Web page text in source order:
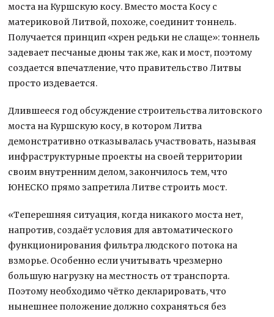
моста на Куршскую косу. Вместо моста Косу с
материковой Литвой, похоже, соединит тоннель.
Получается принцип «хрен редьки не слаще»: тоннель
задевает песчаные дюны так же, как имост, поэтому
создается впечатление, что правительство Литвы
просто издевается.
Длившееся год обсуждение строительства литовского
моста на Куршскую косу, в котором Литва
демонстративно отказывалась участвовать, называя
инфраструктурные проекты на своей территории
своим внутренним делом, закончилось тем, что
ЮНЕСКО прямо запретила Литве строить мост.
«Теперешняя ситуация, когда никакого моста нет,
напротив, создаёт условия для автоматического
функционирования фильтра людского потока на
взморье. Особенно если учитывать чрезмерно
большую нагрузку на местность от транспорта.
Поэтому необходимо чётко декларировать, что
нынешнее положение должно сохраняться без